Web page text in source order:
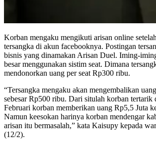
Korban mengaku mengikuti arisan online
tersangka di akun facebooknya. Postingan
bisnis yang dinamakan Arisan Duel. Iming-
besar menggunakan sistim seat. Dimana
mendonorkan uang per seat Rp300 ribu.
“Tersangka mengaku akan mengembalikan
sebesar Rp500 ribu. Dari situlah korban tertarik
Februari korban memberikan uang Rp5,5 Juta
Namun keesokan harinya korban mendengar
arisan itu bermasalah,” kata Kaisupy kepada
(12/2).